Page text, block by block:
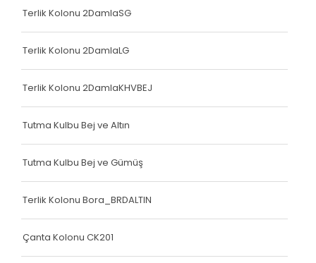
Çanta Kolonu
Yatak Fitili
Yatak Fitili
Yatak Fitili
Yatak Fitili
Çanta Kolonu
Çanta Kolonu
Yatak Fitili
Terlik Kolonu 2DamlaSG
Terlik Kolonu 2DamlaLG
Terlik Kolonu 2DamlaKHVBEJ
Tutma Kulbu Bej ve Altın
Tutma Kulbu Bej ve Gümüş
Terlik Kolonu Bora_BRDALTIN
Çanta Kolonu CK201